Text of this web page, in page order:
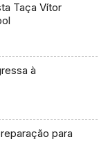
Taça Vítor
à
para